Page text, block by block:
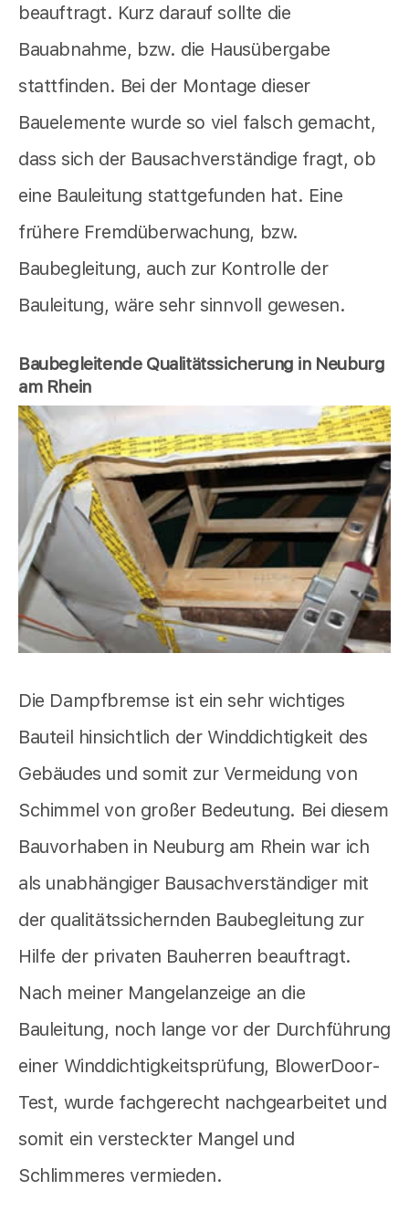
beauftragt. Kurz darauf sollte die
Bauabnahme, bzw. die Hausübergabe
stattfinden. Bei der Montage dieser
Bauelemente wurde so viel falsch gemacht,
dass sich der Bausachverständige fragt, ob
eine Bauleitung stattgefunden hat. Eine
frühere Fremdüberwachung, bzw.
Baubegleitung, auch zur Kontrolle der
Bauleitung, wäre sehr sinnvoll gewesen.
Baubegleitende Qualitätssicherung in Neuburg
am Rhein
Die Dampfbremse ist ein sehr wichtiges
Bauteil hinsichtlich der Winddichtigkeit des
Gebäudes und somit zur Vermeidung von
Schimmel von großer Bedeutung. Bei diesem
Bauvorhaben in Neuburg am Rhein war ich
als unabhängiger Bausachverständiger mit
der qualitätssichernden Baubegleitung zur
Hilfe der privaten Bauherren beauftragt.
Nach meiner Mangelanzeige an die
Bauleitung, noch lange vor der Durchführung
einer Winddichtigkeitsprüfung, BlowerDoor-
Test, wurde fachgerecht nachgearbeitet und
somit ein versteckter Mangel und
Schlimmeres vermieden.